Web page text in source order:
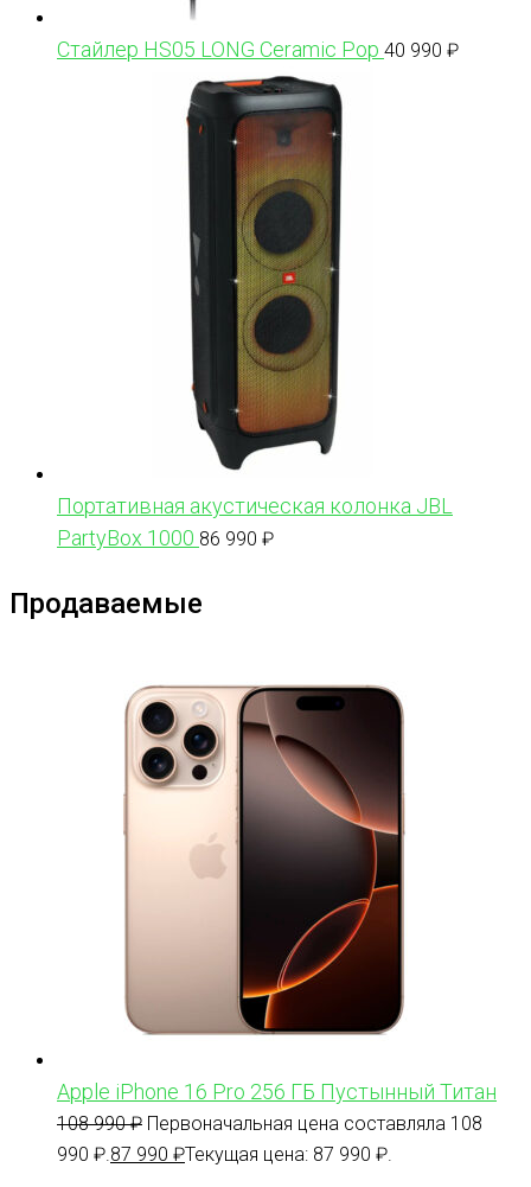
Стайлер HS05 LONG Ceramic Pop 40 990 ₽
Портативная акустическая колонка JBL
PartyBox 1000 86 990 ₽
Продаваемые
Apple iPhone 16 Pro 256 ГБ Пустынный Титан
108 990₽ Первоначальная цена составляла 108
990 ₽. 87 990 ₽Текущая цена: 87 990 ₽.